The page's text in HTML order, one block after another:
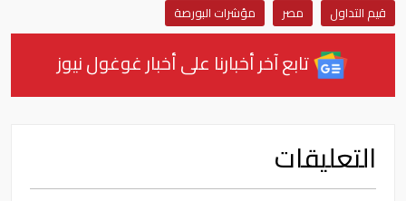
قيم التداول
مصر مؤشرات البورصة
تابع آخر أخبارنا على أخبار غوغول نيوز
التعليقات